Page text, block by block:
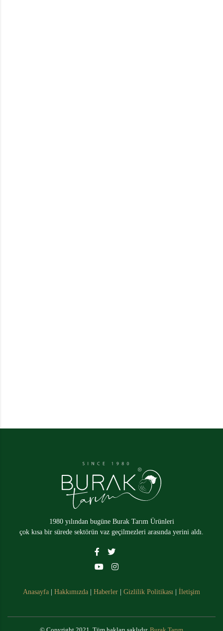
1980 yılından bugüne Burak Tarım Ürünleri
çok kısa bir sürede sektörün vaz geçilmezleri arasında yerini aldı.
Anasayfa Hakkımızda Haberler Gizlilik Politikası İletişim